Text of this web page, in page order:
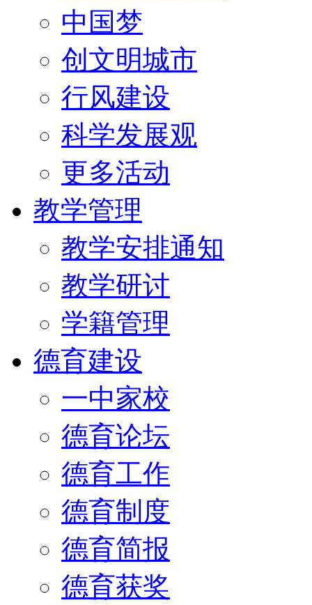
中国梦
创文明城市
行风建设
科学发展观
更多活动
教学管理
教学安排通知
教学研讨
学籍管理
德育建设
一中家校
德育论坛
德育工作
德育制度
德育简报
德育获奖